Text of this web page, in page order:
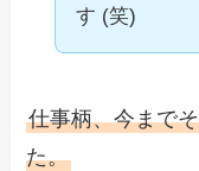
す (笑)
仕事柄、今まで
た。